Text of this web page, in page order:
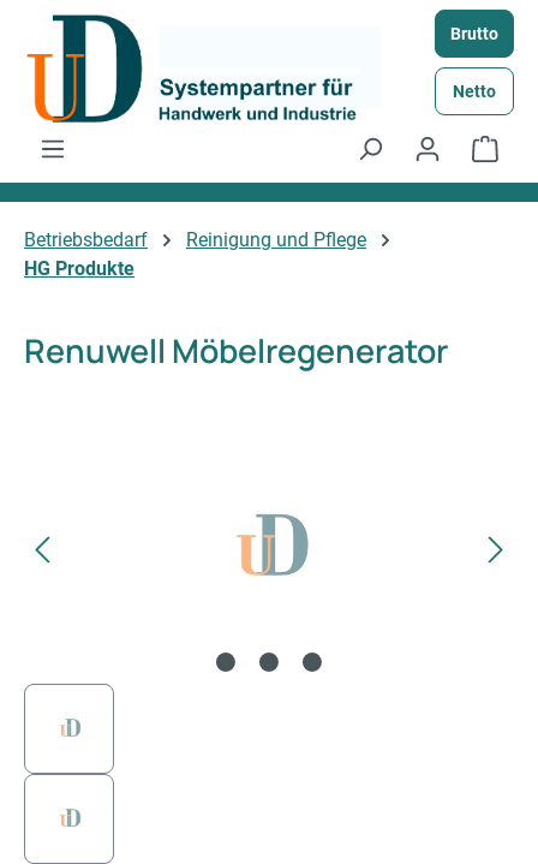
Zum Hauptinhalt springen Brutto
Netto
Betriebsbedarf
Reinigung und Pflege
HG Produkte
Renuwell Möbelregenerator